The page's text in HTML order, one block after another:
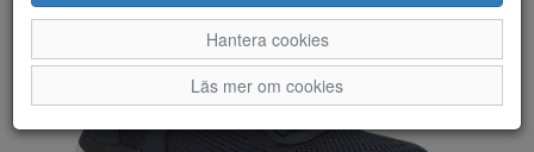
Hantera cookies
Läs mer om cookies